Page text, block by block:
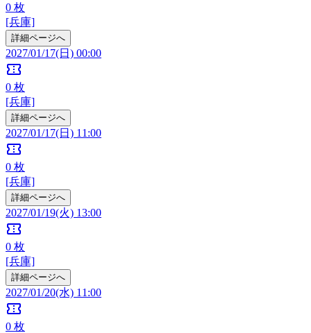
0 枚
[兵庫]
詳細ページへ
2027/01/17(日) 00:00
confirmation_number
0 枚
[兵庫]
詳細ページへ
2027/01/17(日) 11:00
confirmation_number
0 枚
[兵庫]
詳細ページへ
2027/01/19(火) 13:00
confirmation_number
0 枚
[兵庫]
詳細ページへ
2027/01/20(水) 11:00
confirmation_number
0 枚